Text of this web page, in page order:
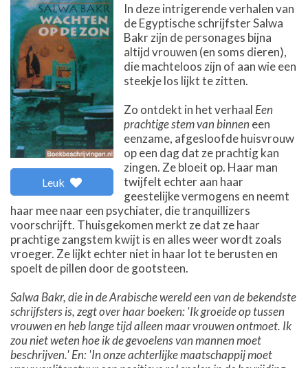
Leuk
In deze intrigerende verhalen van
de Egyptische schrijfster Salwa
Bakr zijn de personages bijna
altijd vrouwen (en soms dieren),
die machteloos zijn of aan wie een
steekje los lijkt te zitten.
Zo ontdekt in het verhaal Een
prachtige stem van binnen een
eenzame, afgesloofde huisvrouw
op een dag dat ze prachtig kan
zingen. Ze bloeit op. Haar man
twijfelt echter aan haar
geestelijke vermogens en neemt
haar mee naar een psychiater, die tranquillizers
voorschrijft. Thuisgekomen merkt ze dat ze haar
prachtige zangstem kwijt is en alles weer wordt zoals
vroeger. Ze lijkt echter niet in haar lot te berusten en
spoelt de pillen door de gootsteen.
Salwa Bakr, die in de Arabische wereld een van de bekendste
schrijfsters is, zegt over haar boeken: 'Ik groeide op tussen
vrouwen en heb lange tijd alleen maar vrouwen ontmoet. Ik
zou niet weten hoe ik de gevoelens van mannen moet
beschrijven.' En: 'In onze achterlijke maatschappij moet